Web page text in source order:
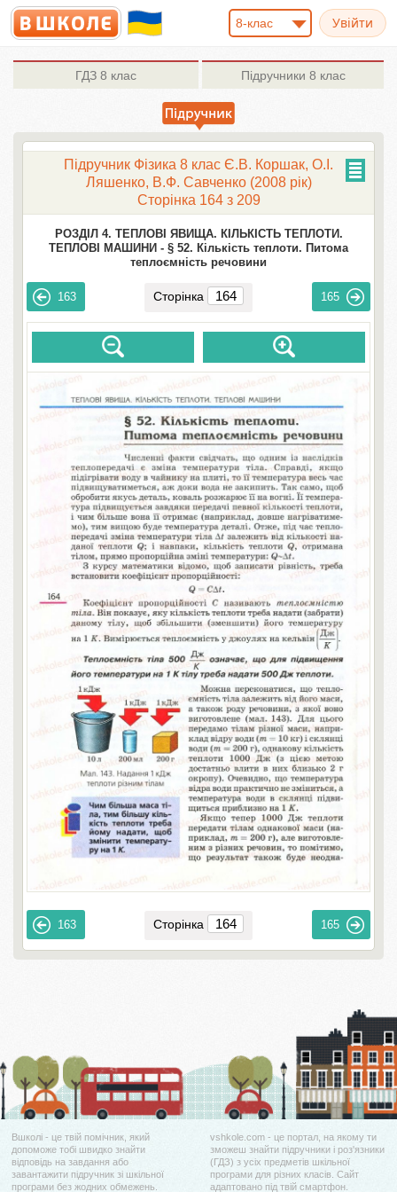
8-клас
ГДЗ 8 клас Підручники 8 клас
Підручник Фізика 8 клас Є.В. Коршак, О.І.
Ляшенко, В.Ф. Савченко (2008 рік)
Сторінка 164 з 209
РОЗДІЛ 4. ТЕПЛОВІ ЯВИЩА. КІЛЬКІСТЬ ТЕПЛОТИ.
ТЕПЛОВІ МАШИНИ - § 52. Кількість теплоти. Питома
теплоємність речовини
163 Сторінка 165
163 Сторінка 165
Вшколі - це твій помічник, який
допоможе тобі швидко знайти
відповідь на завдання або
завантажити підручник зі шкільної
програми без жодних обмежень.
vshkole.com - це портал, на якому ти
зможеш знайти підручники і роз'язники
(ГДЗ) з усіх предметів шкільної
програми для різних класів. Сайт
адаптовано під твій смартфон.